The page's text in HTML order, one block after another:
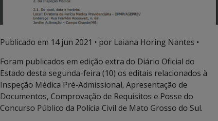
Publicado em 14 jun 2021 • por Laiana Horing Nantes •
Foram publicados em edição extra do Diário Oficial do
Estado desta segunda-feira (10) os editais relacionados à
Inspeção Médica Pré-Admissional, Apresentação de
Documentos, Comprovação de Requisitos e Posse do
Concurso Público da Polícia Civil de Mato Grosso do Sul.